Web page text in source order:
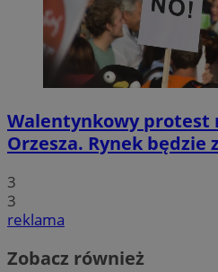
Walentynkowy protest
Orzesza. Rynek będzie
3
3
reklama
Zobacz również